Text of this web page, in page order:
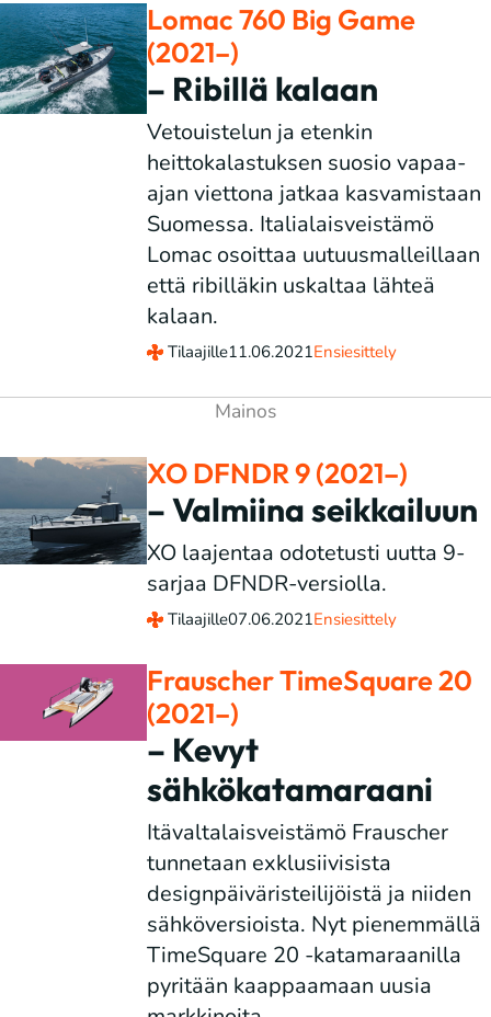
Lomac 760 Big Game
(2021–)
– Ribillä kalaan
Vetouistelun ja etenkin
heittokalastuksen suosio vapaa-
ajan viettona jatkaa kasvamistaan
Suomessa. Italialaisveistämö
Lomac osoittaa uutuusmalleillaan
että ribilläkin uskaltaa lähteä
kalaan.
Tilaajille11.06.2021Ensiesittely
XO DFNDR 9 (2021–)
– Valmiina seikkailuun
XO laajentaa odotetusti uutta 9-
sarjaa DFNDR-versiolla.
Tilaajille07.06.2021Ensiesittely
Frauscher TimeSquare 20
(2021–)
– Kevyt
sähkökatamaraani
Itävaltalaisveistämö Frauscher
tunnetaan exklusiivisista
designpäiväristeilijöistä ja niiden
sähköversioista. Nyt pienemmällä
TimeSquare 20 -katamaraanilla
pyritään kaappaamaan uusia